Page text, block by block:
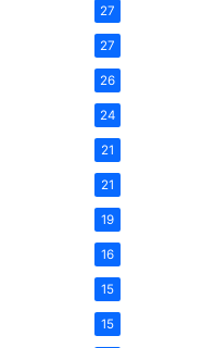
27
27
26
24
21
21
19
16
15
15